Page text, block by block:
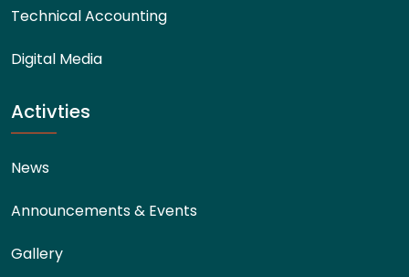
Technical Accounting
Digital Media
Activties
News
Announcements & Events
Gallery